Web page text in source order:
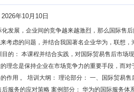
年10月10日
发展，企业间的竞争越来越激烈，那么国际售
考虑的问题，并结合我国著名企业华为，联想
的： 本课程并结合实践，对国际贸易售后市场
理念是保持企业在市场竞争力的重要手段，而
作用 。 培训大纲： 理论部分： 一、国际贸易
服务的应对策略 案例部分： 华为的国际服务体